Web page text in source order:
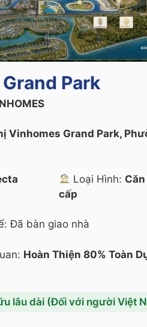
Park
Vinhomes Grand Park,
Loại Hình:
cấp
Đã bàn giao nhà
Hoàn Thiện 80% Toàn
lâu dài (Đối với người Việt